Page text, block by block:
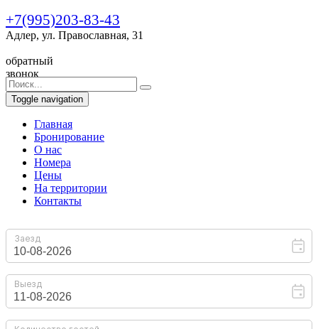
+7(995)203-83-43
Адлер, ул. Православная, 31
обратный
звонок
Toggle navigation
Главная
Бронирование
O нас
Номера
Цены
На территории
Контакты